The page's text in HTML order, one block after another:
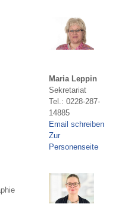
Maria Leppin
Sekretariat
Tel.: 0228-287-
14885
Email schreiben
Zur
Personenseite